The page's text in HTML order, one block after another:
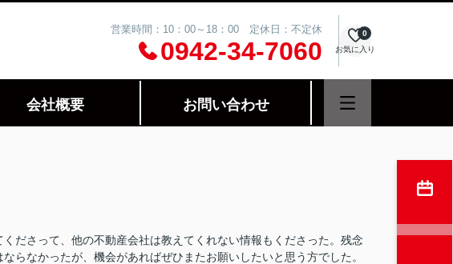
営業時間：10：00～18：00 定休日：不定休
0942-34-7060 お気に入り
0
会社概要 お問い合わせ
ださって、他の不動産会社は教えてくれない情報もくださった。残念
らなかったが、機会があればぜひまたお願いしたいと思う方でした。